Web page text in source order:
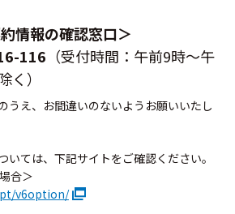
情報の確認窓口＞
116 （受付時間：午前9時～午
く）
うえ、お間違いのないようお願いいたし
いては、下記サイトをご確認ください。
合＞
v6option/